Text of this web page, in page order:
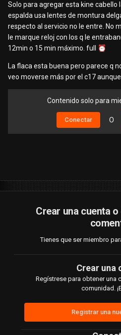
Solo para agregar esta kine cabello
espalda usa lentes de montura
respecto al servicio no le entre. No
le marque reloj con los q le
12min o 15 min máximo. full
⏰
La flaca esta buena pero parece q
veo moverse más por el c17
Contenido solo para
Conectar O
Crear una cuenta
Tienes que ser miembro
Crear una
Regístrese para obtener una
comunidad.
Registrar una